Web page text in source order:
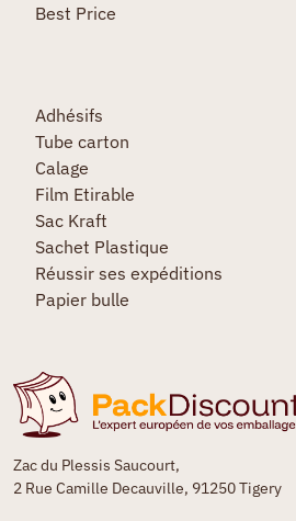
Zac du Plessis Saucourt,
2 Rue Camille Decauville, 91250 Tigery
Best Price
Adhésifs
Tube carton
Calage
Film Etirable
Sac Kraft
Sachet Plastique
Réussir ses expéditions
Papier bulle